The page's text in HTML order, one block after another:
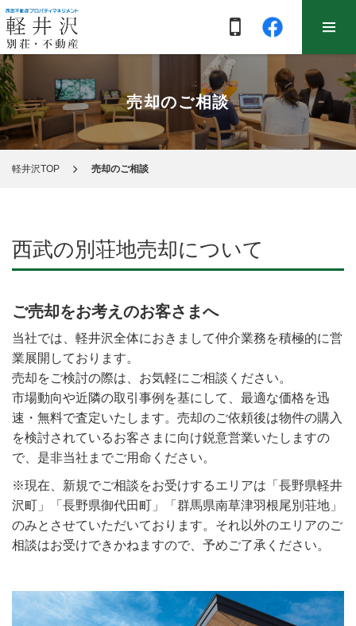
売却のご相談
軽井沢TOP 売却のご相談
西武の別荘地売却について
ご売却をお考えのお客さまへ
当社では、軽井沢全体におきまして仲介業務を積極的に営
業展開しております。
売却をご検討の際は、お気軽にご相談ください。
市場動向や近隣の取引事例を基にして、最適な価格を迅
速・無料で査定いたします。売却のご依頼後は物件の購入
を検討されているお客さまに向け鋭意営業いたしますの
で、是非当社までご用命ください。
※現在、新規でご相談をお受けするエリアは「長野県軽井
沢町」「長野県御代田町」「群馬県南草津羽根尾別荘地」
のみとさせていただいております。それ以外のエリアのご
相談はお受けできかねますので、予めご了承ください。